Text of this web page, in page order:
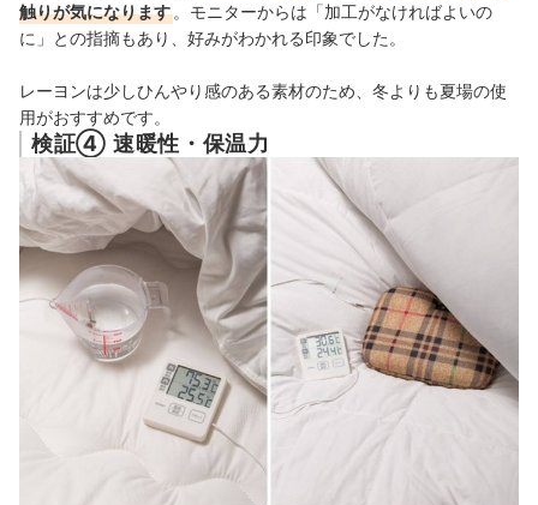
触りが気になります。モニターからは「加工がなければよいの
に」との指摘もあり、好みがわかれる印象でした。
レーヨンは少しひんやり感のある素材のため、冬よりも夏場の使
用がおすすめです。
検証④ 速暖性・保温力